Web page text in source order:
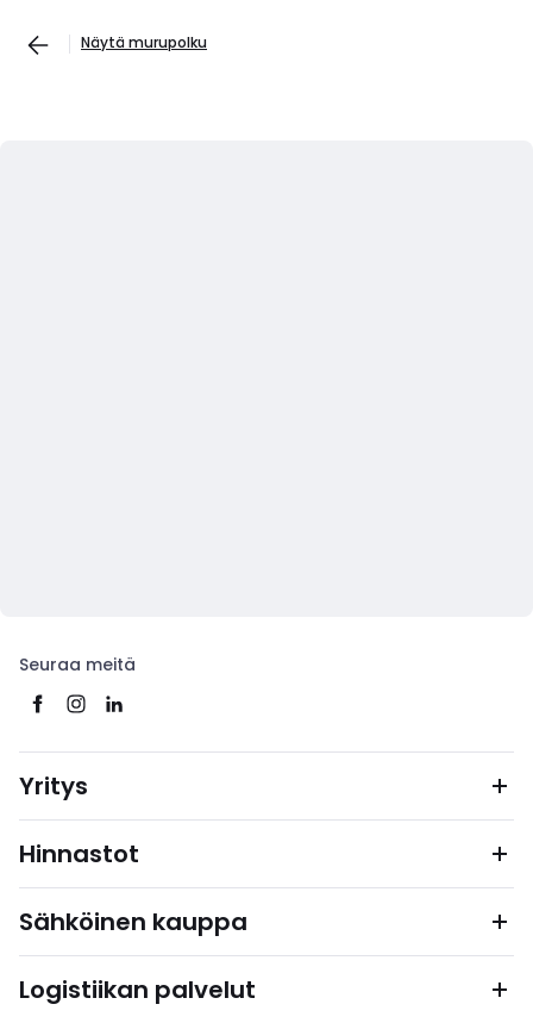
Näytä murupolku
Seuraa meitä
Yritys
Hinnastot
Sähköinen kauppa
Logistiikan palvelut